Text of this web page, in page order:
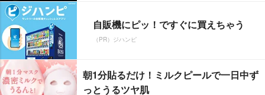
自販機にピッ！ですぐに買えちゃう
（PR）ジハンピ
朝1分貼るだけ！ミルクピールで一日中ず
っとうるツヤ肌